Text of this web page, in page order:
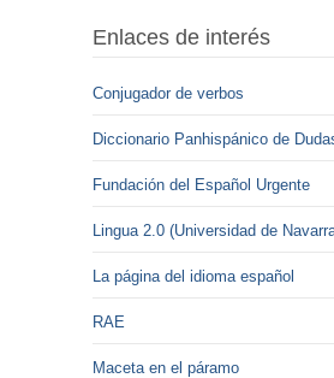
Enlaces de interés
Conjugador de verbos
Diccionario Panhispánico de
Fundación del Español Urgente
Lingua 2.0 (Universidad de
La página del idioma español
RAE
Maceta en el páramo